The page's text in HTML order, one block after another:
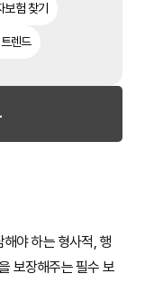
험 찾기
렌드
야 하는 형사적, 행
보장해주는 필수 보